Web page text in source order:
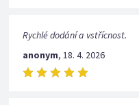
Rychlé dodání a vstřícnost.
anonym,18. 4. 2026